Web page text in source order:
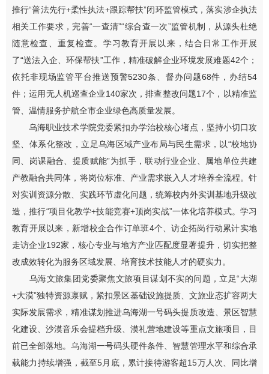
推行“普法先行+柔性执法+跟踪帮扶”闭环监管模式，落实涉企执法
相关工作要求，完善“一查清”“综合查一次”监管机制，从源头杜绝
随意检查、重复检查。学习教育开展以来，结合日常工作开展
了“送法入企、环保帮扶”工作，精准破解企业环境发展难题42个；
依托非现场监管平台推送预警5230条、督办问题68件，办结54
件；运用无人机巡查企业140家次，排查整改问题17个，以精准监
管、温情服务护航全市企业绿色高质量发展。
乌海职业技术学院党委紧扣办学治校核心堵点，坚持小切口攻
坚、体系化整改，立足乌海区域产业布局与民生需求，以“校地协
同、岗课融合、提质赋能”为抓手，联动行业企业、属地单位共建
产教融合共同体，将岗位标准、产业需求嵌入人才培养全流程。针
对实训资源分散、实践环节虚化问题，统筹校内外实训基地升级改
造，推行“项目化教学+技能竞赛+顶岗实战”一体化培养模式。学习
教育开展以来，新增校企合作订单班4个、访企拓岗行动累计实地
走访企业192家，核心专业与地方产业匹配度显著提升，切实把整
改成效转化为服务区域发展、培育技术技能人才的硬实力。
乌海文旅集团党委聚焦文旅项目谋划不实的问题，立足“大湖
+大漠”独特资源禀赋，紧扣景区基础设施提质、文旅业态扩容两大
实际发展需求，精准谋划推进乌海湖一号码头提质改造、景区智慧
化建设、沙漠音乐会提档升级、漠礼营地建设等重点文旅项目，目
前已全部落地。乌海湖一号码头硬件条件、智慧管理水平和综合承
载能力持续增强，截至5月底，累计接待游客超15万人次、同比增